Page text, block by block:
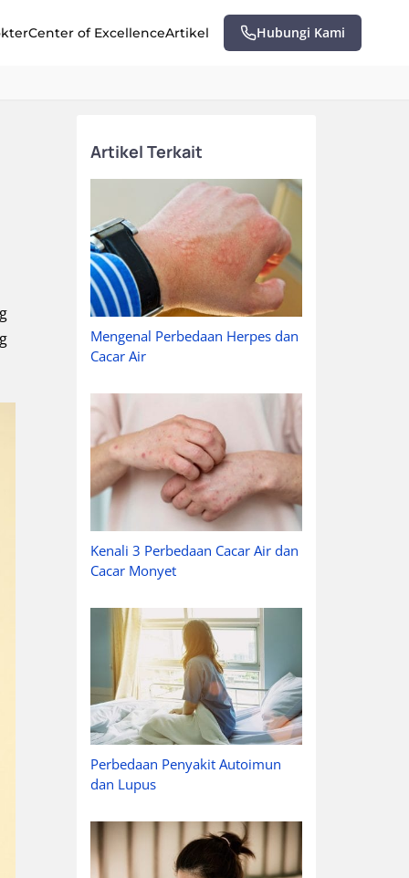
Center of ExcellenceArtikel Hubungi Kami
Artikel Terkait
Mengenal Perbedaan Herpes dan
Cacar Air
Kenali 3 Perbedaan Cacar Air dan
Cacar Monyet
Perbedaan Penyakit Autoimun
dan Lupus